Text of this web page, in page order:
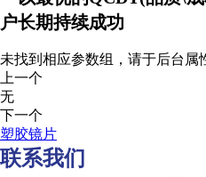
户长期持续成功
未找到相应参数组，请于后台属
上一个
无
下一个
塑胶镜片
联系我们